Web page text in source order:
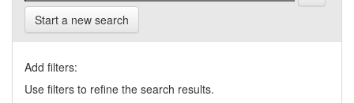
Start a new search
Add filters:
Use filters to refine the search results.